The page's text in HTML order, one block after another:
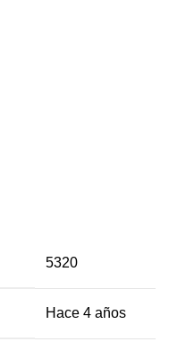
5320
Hace 4 años